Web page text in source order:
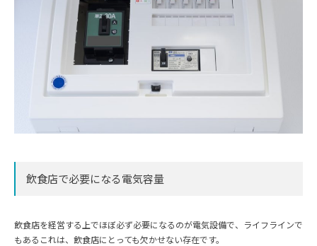
飲食店で必要になる電気容量
飲食店を経営する上でほぼ必ず必要になるのが電気設備で、ライフラインで
もあるこれは、飲食店にとっても欠かせない存在です。